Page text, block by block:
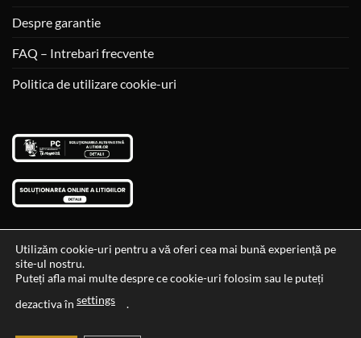
Despre garantie
FAQ – Intrebari frecvente
Politica de utilizare cookie-uri
Data si ora ultimei actualizari al stocului si ale preturilor: 29-12-
Utilizăm cookie-uri pentru a vă oferi cea mai bună experiență pe
site-ul nostru.
Puteți afla mai multe despre ce cookie-uri folosim sau le puteți
dezactiva în settings .